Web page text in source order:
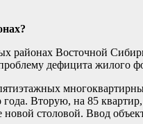
Восточной
дефицита жилого
Вторую, на 85
столовой. Ввод